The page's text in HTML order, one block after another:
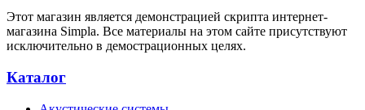
Этот магазин является демонстрацией скрипта интернет-
магазина Simpla. Все материалы на этом сайте присутствуют
исключительно в демострационных целях.
Каталог